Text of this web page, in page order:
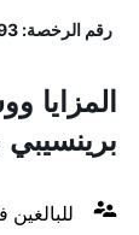
رقم الرخصة: 1191522026293
المزايا
برينسيبي